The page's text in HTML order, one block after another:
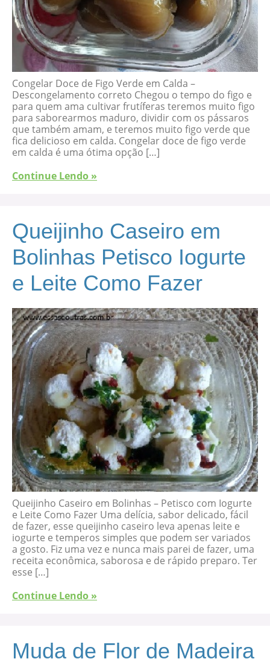
Congelar Doce de Figo Verde em Calda –
Descongelamento correto Chegou o tempo do figo e
para quem ama cultivar frutíferas teremos muito figo
para saborearmos maduro, dividir com os pássaros
que também amam, e teremos muito figo verde que
fica delicioso em calda. Congelar doce de figo verde
em calda é uma ótima opção […]
Continue Lendo »
Queijinho Caseiro em
Bolinhas Petisco Iogurte
e Leite Como Fazer
Queijinho Caseiro em Bolinhas – Petisco com Iogurte
e Leite Como Fazer Uma delícia, sabor delicado, fácil
de fazer, esse queijinho caseiro leva apenas leite e
iogurte e temperos simples que podem ser variados
a gosto. Fiz uma vez e nunca mais parei de fazer, uma
receita econômica, saborosa e de rápido preparo. Ter
esse […]
Continue Lendo »
Muda de Flor de Madeira